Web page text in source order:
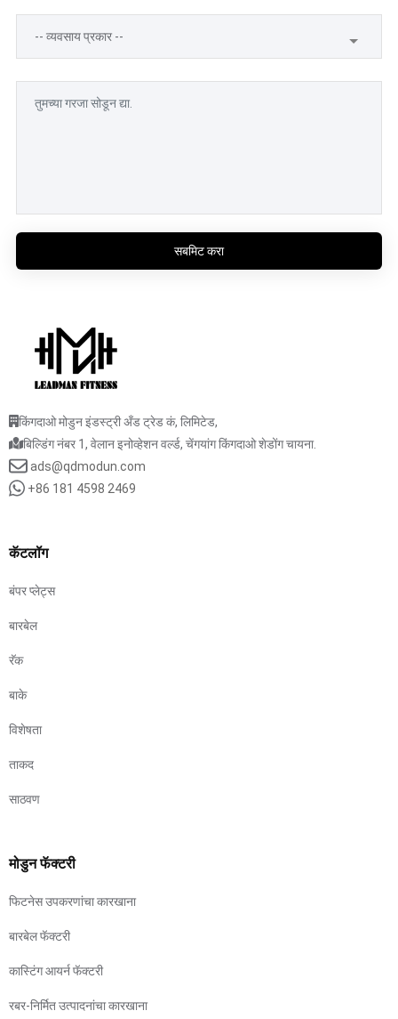
सबमिट करा
किंगदाओ मोडुन इंडस्ट्री अँड ट्रेड कं, लिमिटेड,
बिल्डिंग नंबर 1, वेलान इनोव्हेशन वर्ल्ड, चेंगयांग किंगदाओ शेडोंग चायना.
ads@qdmodun.com
+86 181 4598 2469
कॅटलॉग
बंपर प्लेट्स
बारबेल
रॅक
बाके
विशेषता
ताकद
साठवण
मोडुन फॅक्टरी
फिटनेस उपकरणांचा कारखाना
बारबेल फॅक्टरी
कास्टिंग आयर्न फॅक्टरी
रबर-निर्मित उत्पादनांचा कारखाना